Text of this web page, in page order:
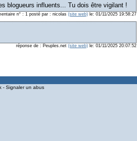
blogueurs influents... Tu dois être vigilant !
n° : 1 posté par : nicolas (site web) le: 01/11/2025 19:58:27
réponse de : Peuples.net (site web) le: 01/11/2025 20:07:52
- Signaler un abus